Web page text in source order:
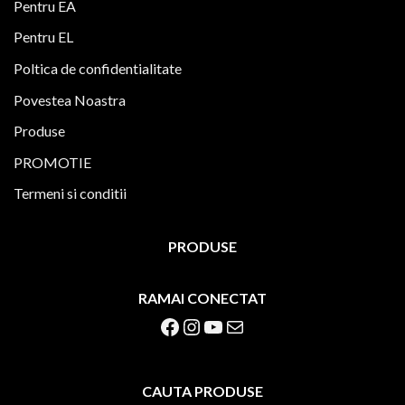
Pentru EA
Pentru EL
Poltica de confidentialitate
Povestea Noastra
Produse
PROMOTIE
Termeni si conditii
PRODUSE
RAMAI CONECTAT
Facebook Instagram YouTube Mail
CAUTA PRODUSE